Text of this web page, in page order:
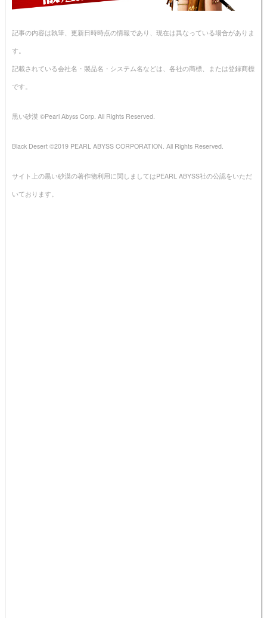
記事の内容は執筆、更新日時時点の情報であり、現在は異なっている場合がありま
す。
記載されている会社名・製品名・システム名などは、各社の商標、または登録商標
です。
黒い砂漠 ©Pearl Abyss Corp. All Rights Reserved.
Black Desert ©2019 PEARL ABYSS CORPORATION. All Rights Reserved.
サイト上の黒い砂漠の著作物利用に関しましてはPEARL ABYSS社の公認をいただ
いております。